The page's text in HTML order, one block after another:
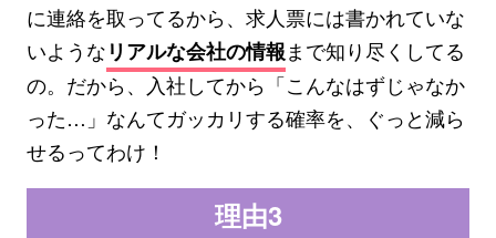
に連絡を取ってるから、求人票には書かれていな
いようなリアルな会社の情報まで知り尽くしてる
の。だから、入社してから「こんなはずじゃなか
った…」なんてガッカリする確率を、ぐっと減ら
せるってわけ！
理由3